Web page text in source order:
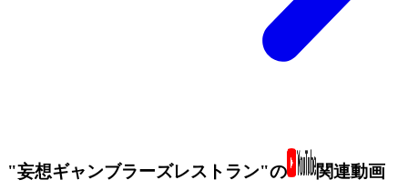
"妄想ギャンブラーズレストラン"の 関連動画